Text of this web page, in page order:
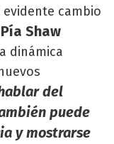
cambio
Pía Shaw
dinámica
del
puede
y mostrarse